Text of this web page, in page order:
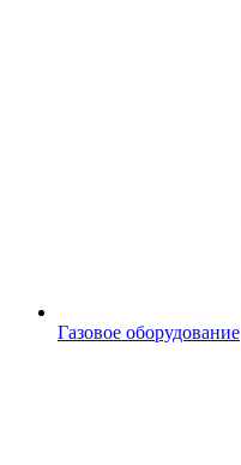
Газовое оборудование